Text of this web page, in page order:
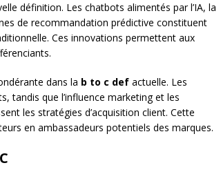
définition. Les chatbots alimentés par l’IA, la
de recommandation prédictive constituent
Ces innovations permettent aux
dans la b to c def actuelle. Les
tandis que l’influence marketing et les
les stratégies d’acquisition client. Cette
en ambassadeurs potentiels des marques.